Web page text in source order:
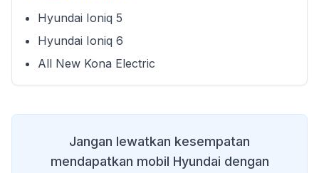
Hyundai Ioniq 5
Hyundai Ioniq 6
All New Kona Electric
Jangan lewatkan kesempatan
mendapatkan mobil Hyundai dengan